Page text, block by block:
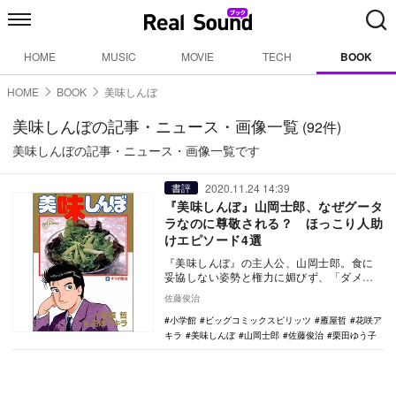
HOME MUSIC MOVIE TECH BOOK
HOME BOOK 美味しんぼ
美味しんぼの記事・ニュース・画像一覧 (92件)
美味しんぼの記事・ニュース・画像一覧です
書評 2020.11.24 14:39
『美味しんぼ』山岡士郎、なぜグータ
ラなのに尊敬される？ ほっこり人助
けエピソード4選
『美味しんぼ』の主人公、山岡士郎。食に
妥協しない姿勢と権力に媚びず、「ダメな
ものはダメ」と立ち向かっていく姿勢は、
読者に広く尊敬…
佐藤俊治
小学館
ビッグコミックスピリッツ 雁屋哲
花咲ア
キラ
美味しんぼ 山岡士郎 佐藤俊治 栗田ゆう子